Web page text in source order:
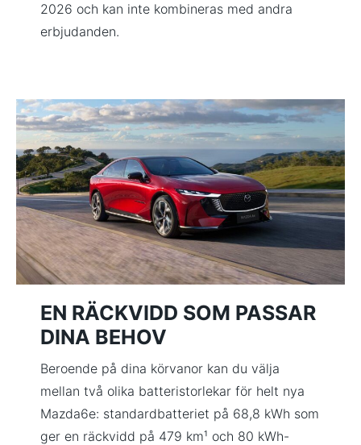
2026 och kan inte kombineras med andra
erbjudanden.
EN RÄCKVIDD SOM PASSAR
DINA BEHOV
Beroende på dina körvanor kan du välja
mellan två olika batteristorlekar för helt nya
Mazda6e: standardbatteriet på 68,8 kWh som
ger en räckvidd på 479 km¹ och 80 kWh-